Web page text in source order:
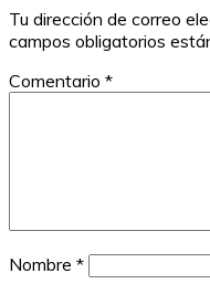
Tu dirección de correo
campos obligatorios
Comentario *
Nombre *